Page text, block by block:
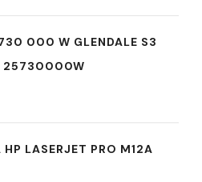
000 W GLENDALE S3
25730000W
HP LASERJET PRO M12A